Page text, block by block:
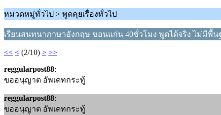
หมวดหมู่ทั่วไป > พูดคุยเรื่องทั่วไป
เรียนสนทนาภาษาอังกฤษ ขอนแก่น 40ชั่วโมง พูดได้จริง ไม่มีพื้น
<< < (2/10) > >>
reggularpost88:
ขออนุญาต อัพเดทกระทู้
reggularpost88:
ขออนุญาต อัพเดทกระทู้